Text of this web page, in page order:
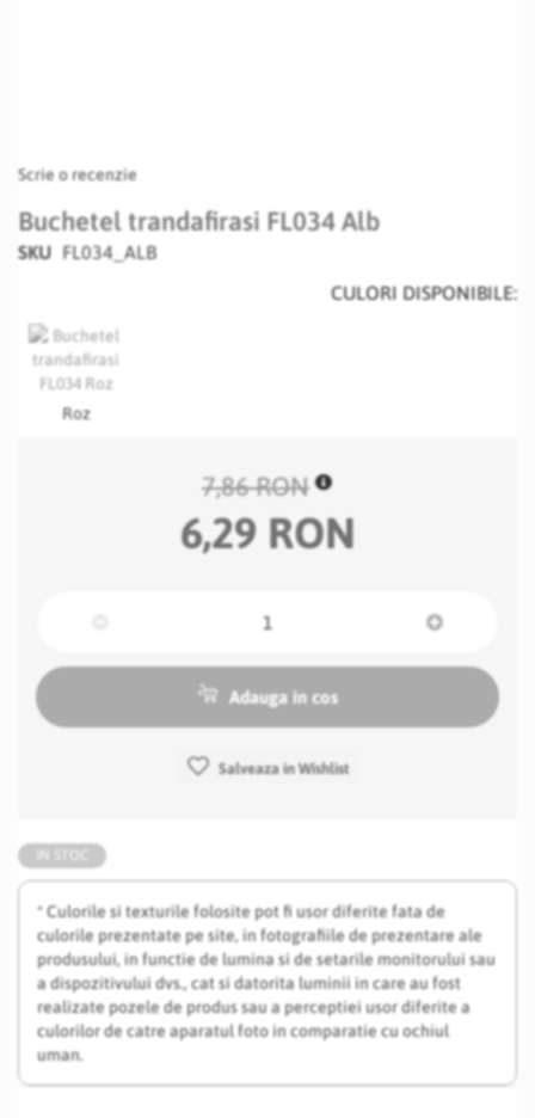
Scrie o recenzie
Buchetel trandafirasi FL034 Alb
SKU FL034_ALB
* Culorile si texturile folosite pot fi usor diferite fata de
culorile prezentate pe site, in fotografiile de prezentare ale
produsului, in functie de lumina si de setarile monitorului sau
a dispozitivului dvs., cat si datorita luminii in care au fost
realizate pozele de produs sau a perceptiei usor diferite a
culorilor de catre aparatul foto in comparatie cu ochiul
uman.
CULORI DISPONIBILE:
Roz
7,86 RON
6,29 RON
Adauga in cos
Salveaza in Wishlist